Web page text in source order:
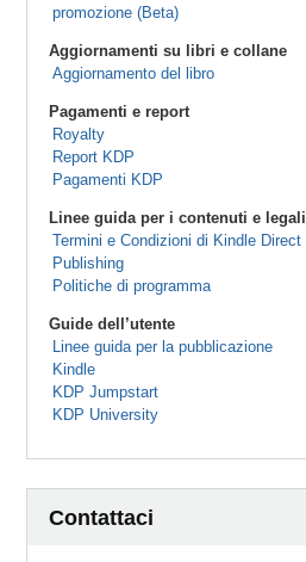
promozione (Beta)
Aggiornamenti su libri e collane
Aggiornamento del libro
Pagamenti e report
Royalty
Report KDP
Pagamenti KDP
Linee guida per i contenuti e legali
Termini e Condizioni di Kindle Direct
Publishing
Politiche di programma
Guide dell’utente
Linee guida per la pubblicazione
Kindle
KDP Jumpstart
KDP University
Contattaci